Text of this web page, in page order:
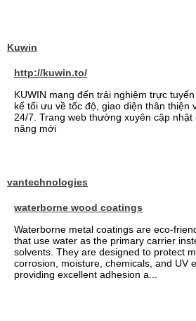
Kuwin
http://kuwin.to/
KUWIN mang đến trải nghiệm trực
kế tối ưu về tốc độ, giao diện thân thiện
24/7. Trang web thường xuyên cập
năng mới
vantechnologies
waterborne wood coatings
Waterborne metal coatings are eco-
that use water as the primary carrier
solvents. They are designed to protect
corrosion, moisture, chemicals, and UV
providing excellent adhesion a...